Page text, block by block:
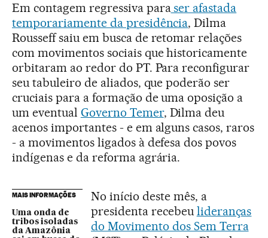
Em contagem regressiva paraser afastada
temporariamente da presidência, Dilma
Rousseff saiu em busca de retomar relações
com movimentos sociais que historicamente
orbitaram ao redor do PT. Para reconfigurar
seu tabuleiro de aliados, que poderão ser
cruciais para a formação de uma oposição a
um eventual Governo Temer, Dilma deu
acenos importantes - e em alguns casos, raros
- a movimentos ligados à defesa dos povos
indígenas e da reforma agrária.
MAIS INFORMAÇÕES
Uma onda de
tribos isoladas
da Amazônia
No início deste mês, a
presidenta recebeu lideranças
do Movimento dos Sem Terra